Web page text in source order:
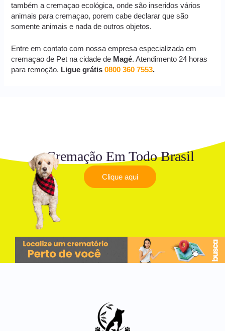
também a cremaçao ecológica, onde são inseridos vários
animais para cremaçao, porem cabe declarar que são
somente animais e nada de outros objetos.
Entre em contato com nossa empresa especializada em
cremaçao de Pet na cidade de Magé. Atendimento 24 horas
para remoção. Ligue grátis0800 360 7553.
Cremação Em Todo Brasil
Clique aqui